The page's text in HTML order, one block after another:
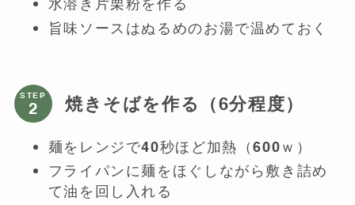
水溶き片栗粉を作る
旨味ソースはぬるめのお湯で温めておく
STEP 焼きそばを作る（6分程度）
麺をレンジで40秒ほど加熱（600ｗ）
フライパンに麺をほぐしながら敷き詰め
て油を回し入れる